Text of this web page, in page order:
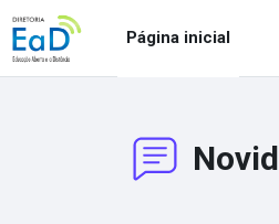
Ir para o conteúdo principal
Página inicial